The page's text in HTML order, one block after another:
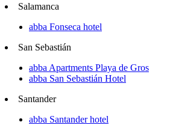
Salamanca
abba Fonseca hotel
San Sebastián
abba Apartments Playa de Gros
abba San Sebastián Hotel
Santander
abba Santander hotel